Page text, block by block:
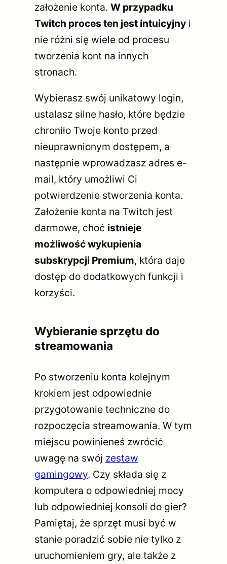
założenie konta. W przypadku
Twitch proces ten jest intuicyjny i
nie różni się wiele od procesu
tworzenia kont na innych
stronach.
Wybierasz swój unikatowy login,
ustalasz silne hasło, które będzie
chroniło Twoje konto przed
nieuprawnionym dostępem, a
następnie wprowadzasz adres e-
mail, który umożliwi Ci
potwierdzenie stworzenia konta.
Założenie konta na Twitch jest
darmowe, choć istnieje
możliwość wykupienia
subskrypcji Premium, która daje
dostęp do dodatkowych funkcji i
korzyści.
Wybieranie sprzętu do
streamowania
Po stworzeniu konta kolejnym
krokiem jest odpowiednie
przygotowanie techniczne do
rozpoczęcia streamowania. W tym
miejscu powinieneś zwrócić
uwagę na swój zestaw
gamingowy. Czy składa się z
komputera o odpowiedniej mocy
lub odpowiedniej konsoli do gier?
Pamiętaj, że sprzęt musi być w
stanie poradzić sobie nie tylko z
uruchomieniem gry, ale także z